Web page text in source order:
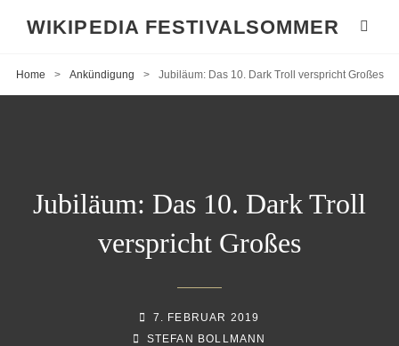
WIKIPEDIA FESTIVALSOMMER
Home > Ankündigung > Jubiläum: Das 10. Dark Troll verspricht Großes
Jubiläum: Das 10. Dark Troll
verspricht Großes
POSTED-
ON
7. FEBRUAR 2019
BY
BYLINE
STEFAN BOLLMANN